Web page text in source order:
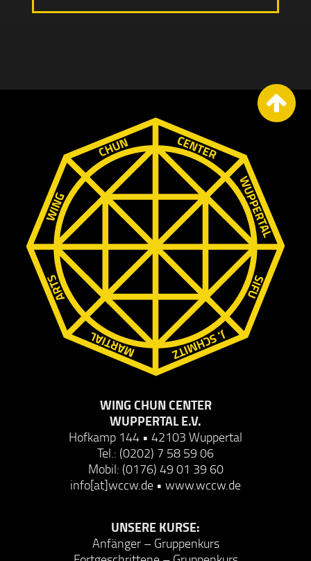
WING CHUN CENTER
WUPPERTAL E.V.
Hofkamp 144 • 42103 Wuppertal
Tel.: (0202) 7 58 59 06
Mobil: (0176) 49 01 39 60
info[at]wccw.de • www.wccw.de
UNSERE KURSE:
Anfänger – Gruppenkurs